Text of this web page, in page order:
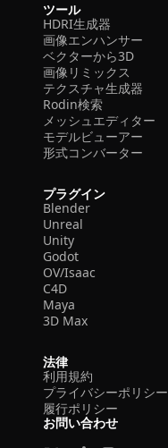
ツール
HDRI生成器
画像エンハンサー
ベクターから3D
画像リミックス
テクスチャ生成器
Rodin検索
メッシュエディター
モデルビューアー
形式コンバーター
プラグイン
Blender
Unreal
Unity
Godot
OV/Isaac
C4D
Maya
3D Max
法律
利用規約
プライバシーポリシー
履行ポリシー
お問い合わせ